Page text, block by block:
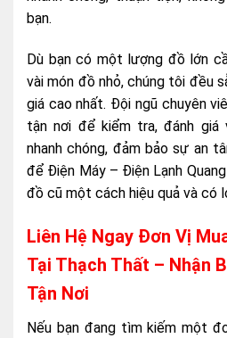
bạn.
Dù bạn có một lượng đồ lớn
vài món đồ nhỏ, chúng tôi đều
giá cao nhất. Đội ngũ chuyên
tận nơi để kiểm tra, đánh giá
nhanh chóng, đảm bảo sự an
để Điện Máy – Điện Lạnh
đồ cũ một cách hiệu quả và có
Liên Hệ Ngay Đơn Vị
Tại Thạch Thất – Nhận
Tận Nơi
Nếu bạn đang tìm kiếm một